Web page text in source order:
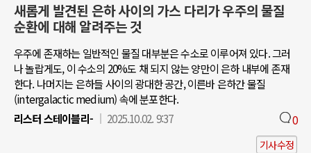
새롭게 발견된 은하 사이의 가스 다리가 우주의 물질
순환에 대해 알려주는 것
우주에 존재하는 일반적인 물질 대부분은 수소로 이루어져 있다. 그러
나 놀랍게도, 이 수소의 20%도 채 되지 않는 양만이 은하 내부에 존재
한다. 나머지는 은하들 사이의 광대한 공간, 이른바 은하간 물질
(intergalactic medium) 속에 분포한다.
리스터 스테이블리-
2025.10.02. 9:37 0
기사수정